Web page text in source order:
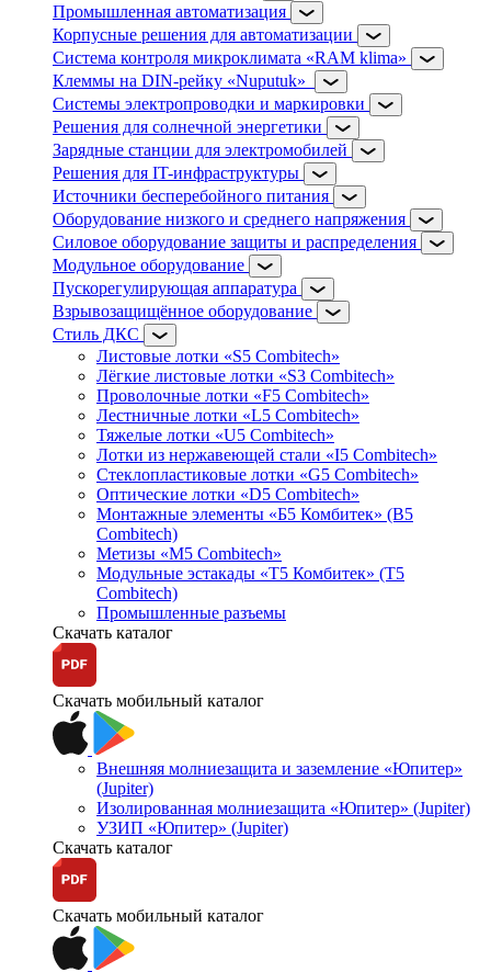
Промышленная автоматизация
Корпусные решения для автоматизации
Система контроля микроклимата «RAM klima»
Клеммы на DIN-рейку «Nuputuk»
Системы электропроводки и маркировки
Решения для солнечной энергетики
Зарядные станции для электромобилей
Решения для IT-инфраструктуры
Источники бесперебойного питания
Оборудование низкого и среднего напряжения
Силовое оборудование защиты и распределения
Модульное оборудование
Пускорегулирующая аппаратура
Взрывозащищённое оборудование
Стиль ДКС
Листовые лотки «S5 Combitech»
Лёгкие листовые лотки «S3 Combitech»
Проволочные лотки «F5 Combitech»
Лестничные лотки «L5 Combitech»
Тяжелые лотки «U5 Combitech»
Лотки из нержавеющей стали «I5 Combitech»
Стеклопластиковые лотки «G5 Combitech»
Оптические лотки «D5 Combitech»
Монтажные элементы «Б5 Комбитек» (B5
Combitech)
Метизы «M5 Combitech»
Модульные эстакады «Т5 Комбитек» (T5
Combitech)
Промышленные разъемы
Скачать каталог
Скачать мобильный каталог
Внешняя молниезащита и заземление «Юпитер»
(Jupiter)
Изолированная молниезащита «Юпитер» (Jupiter)
УЗИП «Юпитер» (Jupiter)
Скачать каталог
Скачать мобильный каталог